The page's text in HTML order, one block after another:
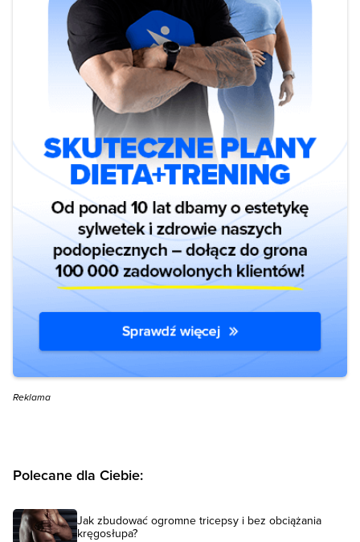
Reklama
Polecane dla Ciebie:
Jak zbudować ogromne tricepsy i bez obciążania
kręgosłupa?